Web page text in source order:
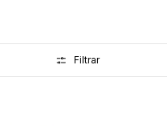
Filtrar